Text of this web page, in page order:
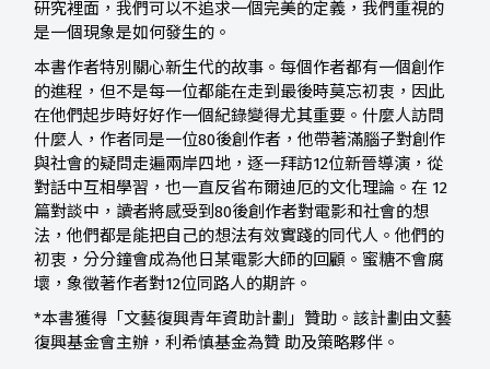
研究裡面，我們可以不追求一個完美的定義，我們重視的
是一個現象是如何發生的。
本書作者特別關心新生代的故事。每個作者都有一個創作
的進程，但不是每一位都能在走到最後時莫忘初衷，因此
在他們起步時好好作一個紀錄變得尤其重要。什麼人訪問
什麼人，作者同是一位80後創作者，他帶著滿腦子對創作
與社會的疑問走遍兩岸四地，逐一拜訪12位新晉導演，從
對話中互相學習，也一直反省布爾迪厄的文化理論。在 12
篇對談中，讀者將感受到80後創作者對電影和社會的想
法，他們都是能把自己的想法有效實踐的同代人。他們的
初衷，分分鐘會成為他日某電影大師的回顧。蜜糖不會腐
壞，象徵著作者對12位同路人的期許。
*本書獲得「文藝復興青年資助計劃」贊助。該計劃由文藝
復興基金會主辦，利希慎基金為贊 助及策略夥伴。